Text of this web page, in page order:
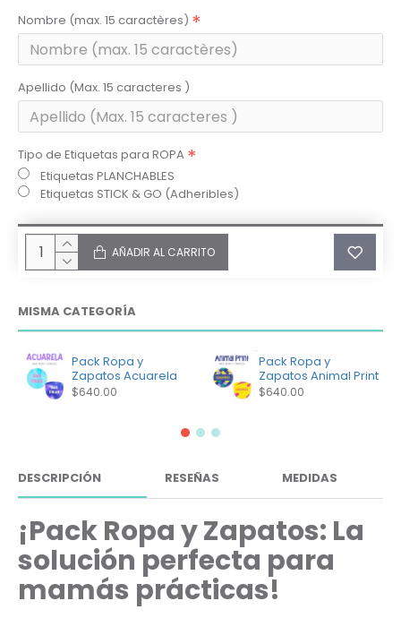
Nombre (max. 15 caractères)
Apellido (Max. 15 caracteres )
Tipo de Etiquetas para ROPA
Etiquetas PLANCHABLES
Etiquetas STICK & GO (Adheribles)
AÑADIR AL CARRITO
MISMA CATEGORÍA
Pack Ropa y
Zapatos Acuarela
$640.00
Pack Ropa y
Zapatos Animal Print
$640.00
DESCRIPCIÓN RESEÑAS MEDIDAS
¡Pack Ropa y Zapatos: La
solución perfecta para
mamás prácticas!